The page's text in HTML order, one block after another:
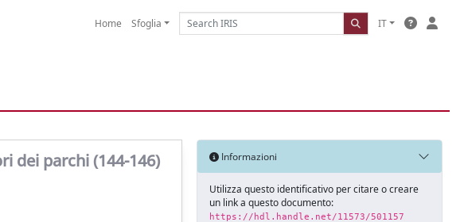
Home Sfoglia IT
dei parchi (144-146) Informazioni
Utilizza questo identificativo per citare o creare
un link a questo documento:
https://hdl.handle.net/11573/501157